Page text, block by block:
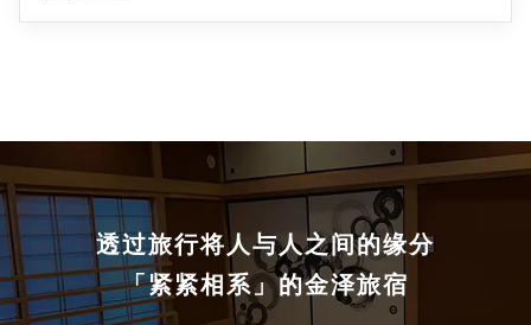
透过旅行将人与人之间的缘分
「紧紧相系」的金泽旅宿